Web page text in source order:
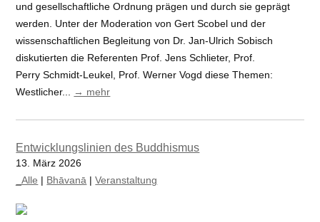
und gesellschaftliche Ordnung prägen und durch sie geprägt
werden. Unter der Moderation von Gert Scobel und der
wissenschaftlichen Begleitung von Dr. Jan-Ulrich Sobisch
diskutierten die Referenten Prof. Jens Schlieter, Prof.
Perry Schmidt-Leukel, Prof. Werner Vogd diese Themen:
Westlicher... → mehr
Entwicklungslinien des Buddhismus
13. März 2026
_Alle | Bhāvanā |Veranstaltung